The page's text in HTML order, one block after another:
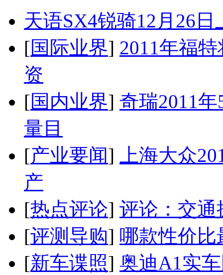
天语SX4锐骑12月26
[国际业界] 2011年福
资
[国内业界] 奇瑞2011
量目
[产业要闻]
上海大众
产
[热点评论] 评论：交通
[评测导购] 哪款性价比
[新车谍照] 奥迪A1实